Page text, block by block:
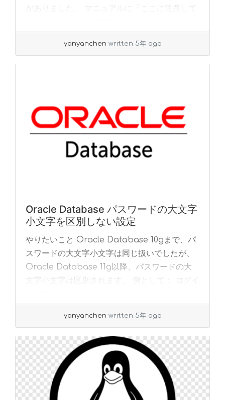
がありました。 マニュアルに「ここに注意して
yanyanchen written 5年 ago
Oracle Database パスワードの大文字
小文字を区別しない設定
やりたいこと Oracle Database 10gまで、パ
スワードの大文字小文字は同じ扱いでしたが、
Oracle Database 11g以降、パスワードの大
文字小文字は区別されます。 例として： ログイ
yanyanchen written 5年 ago